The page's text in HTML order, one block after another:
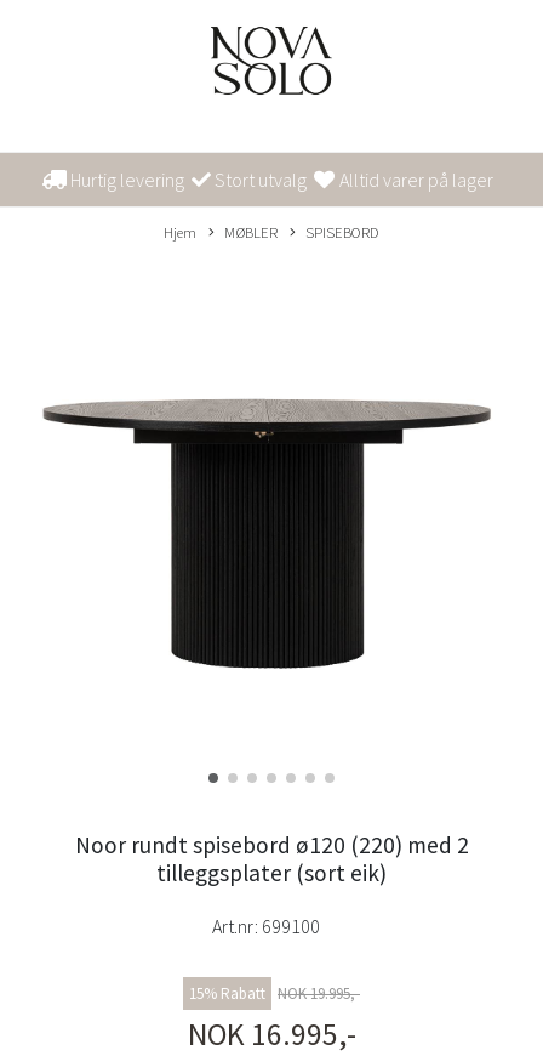
Hurtig levering Stort utvalg Alltid varer på lager
Hjem MØBLER SPISEBORD
Noor rundt spisebord ø120 (220) med 2
tilleggsplater (sort eik)
Art.nr: 699100
15% Rabatt NOK 19.995,-
NOK 16.995,-